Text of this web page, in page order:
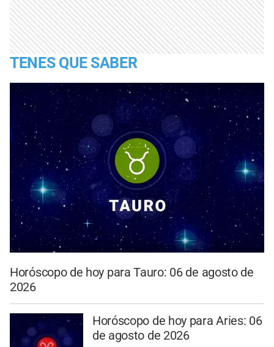
TENES QUE SABER
Horóscopo de hoy para Tauro: 06 de agosto de
2026
Horóscopo de hoy para Aries: 06
de agosto de 2026